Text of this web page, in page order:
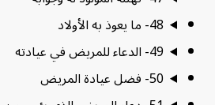
48- ما يعوذ به الأولاد
49- الدعاء للمريض في عيادته
50- فضل عيادة المريض